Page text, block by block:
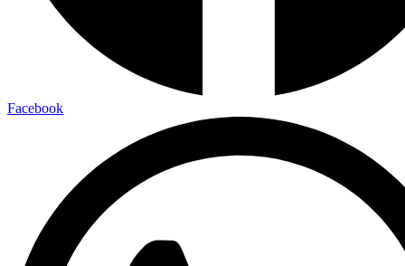
Facebook